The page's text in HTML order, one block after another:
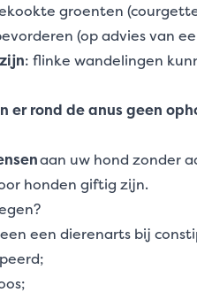
groenten
(op advies van
: flinke wandelingen
er rond de anus geen
aan uw hond zonder
honden giftig zijn.
een dierenarts bij